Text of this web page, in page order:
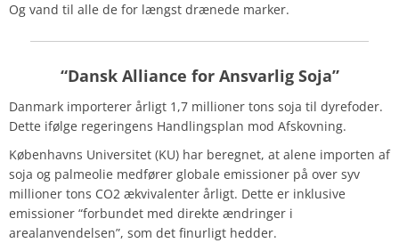
Og vand til alle de for længst drænede marker.
“Dansk Alliance for Ansvarlig Soja”
Danmark importerer årligt 1,7 millioner tons soja til dyrefoder.
Dette ifølge regeringens Handlingsplan mod Afskovning.
Københavns Universitet (KU) har beregnet, at alene importen af
soja og palmeolie medfører globale emissioner på over syv
millioner tons CO2 ækvivalenter årligt. Dette er inklusive
emissioner “forbundet med direkte ændringer i
arealanvendelsen”, som det finurligt hedder.